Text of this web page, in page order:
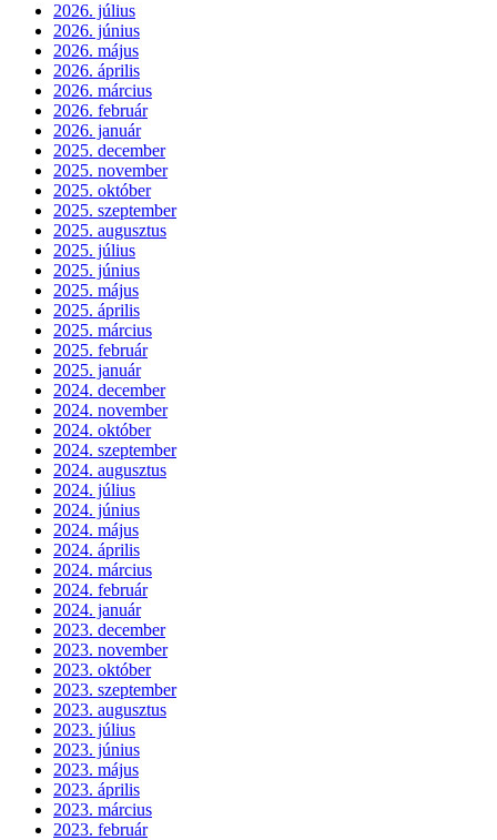
2026. július
2026. június
2026. május
2026. április
2026. március
2026. február
2026. január
2025. december
2025. november
2025. október
2025. szeptember
2025. augusztus
2025. július
2025. június
2025. május
2025. április
2025. március
2025. február
2025. január
2024. december
2024. november
2024. október
2024. szeptember
2024. augusztus
2024. július
2024. június
2024. május
2024. április
2024. március
2024. február
2024. január
2023. december
2023. november
2023. október
2023. szeptember
2023. augusztus
2023. július
2023. június
2023. május
2023. április
2023. március
2023. február